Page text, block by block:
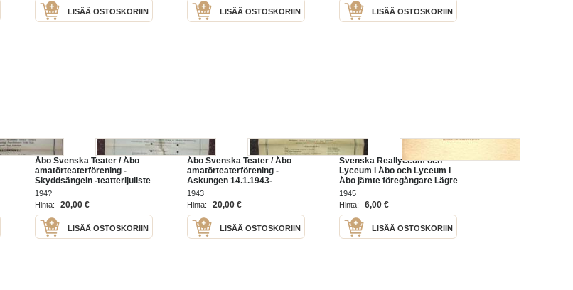
LISÄÄ OSTOSKORIIN LISÄÄ OSTOSKORIIN LISÄÄ OSTOSKORIIN
Åbo Svenska Teater / Åbo
amatörteaterförening -
Skyddsängeln -teatterijuliste
sota-ajalta
194?
Hinta:
20,00 €
LISÄÄ OSTOSKORIIN
Åbo Svenska Teater / Åbo
amatörteaterförening -
Askungen 14.1.1943-
teatterijuliste sota-ajalta
1943
Hinta:
20,00 €
LISÄÄ OSTOSKORIIN
Svenska Reallyceum och
Lyceum i Åbo och Lyceum i
Åbo jämte föregångare Lägre
Elementarskolan och
fyrklassiga Realskolan II
Minneskrift 1934-1945
1945
Hinta:
6,00 €
LISÄÄ OSTOSKORIIN